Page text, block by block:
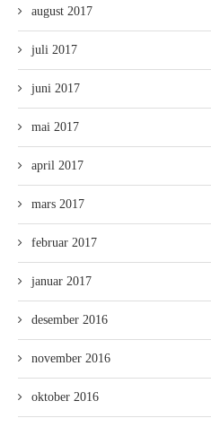
august 2017
juli 2017
juni 2017
mai 2017
april 2017
mars 2017
februar 2017
januar 2017
desember 2016
november 2016
oktober 2016